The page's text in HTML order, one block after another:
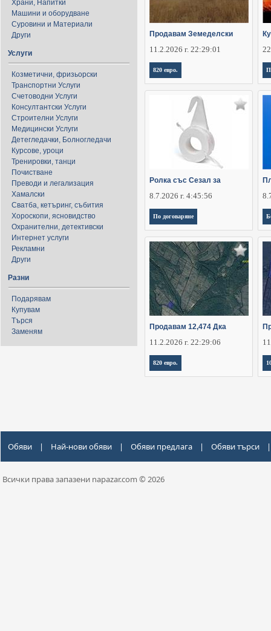
Храни, Напитки
Машини и оборудване
Суровини и Материали
Други
Услуги
Козметични, фризьорски
Транспортни Услуги
Счетоводни Услуги
Консултантски Услуги
Строителни Услуги
Медицински Услуги
Детегледачки, Болногледачи
Курсове, уроци
Тренировки, танци
Почистване
Преводи и легализация
Хамалски
Сватба, кетъринг, събития
Хороскопи, ясновидство
Охранителни, детективски
Интернет услуги
Рекламни
Други
Разни
Подарявам
Купувам
Търся
Заменям
Продавам Земеделски
11.2.2026 г. 22:29:01
820 евро.
Ролка със Сезал за
8.7.2026 г. 4:45:56
По договаряне
Продавам 12,474 Дка
11.2.2026 г. 22:29:06
820 евро.
Обяви | Най-нови обяви | Обяви предлага | Обяви търси |
Всички права запазени napazar.com © 2026